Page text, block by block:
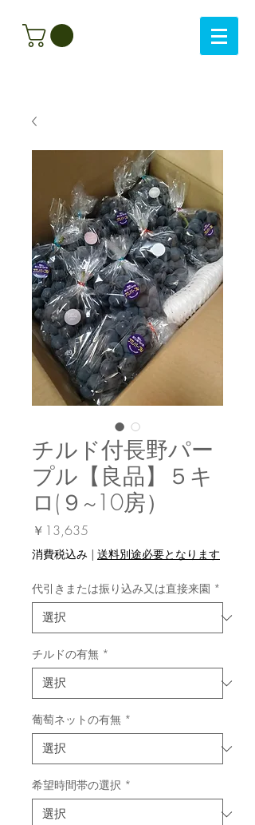
チルド付長野パー
プル【良品】５キ
ロ(９~10房）
￥13,635
格
消費税込み | 送料別途必要となります
代引きまたは振り込み又は直接来園 *
チルドの有無 *
葡萄ネットの有無 *
希望時間帯の選択 *